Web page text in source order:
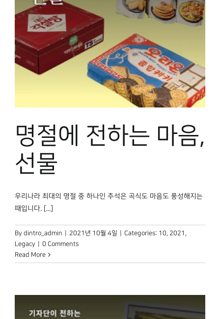
명절에 전하는 마음,
선물
우리나라 최대의 명절 중 하나인 추석은 곡식도 마음도 풍성해지는
때입니다. [...]
By dintro_admin 2021년 10월 4일 Categories: 10 2021
Legacy
0 Comments
Read More